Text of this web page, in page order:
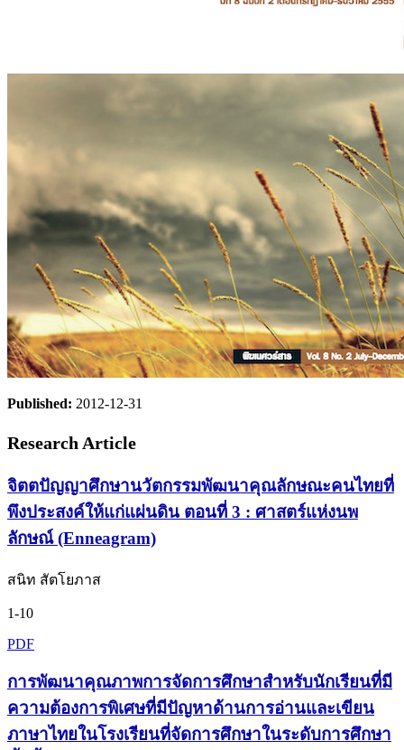
Published: 2012-12-31
Research Article
จิตตปัญญาศึกษานวัตกรรมพัฒนาคุณลักษณะคนไทยที่
พึงประสงค์ให้แก่แผ่นดิน ตอนที่ 3 : ศาสตร์แห่งนพ
ลักษณ์ (Enneagram)
สนิท สัตโยภาส
1-10
PDF
การพัฒนาคุณภาพการจัดการศึกษาสำหรับนักเรียนที่มี
ความต้องการพิเศษที่มีปัญหาด้านการอ่านและเขียน
ภาษาไทยในโรงเรียนที่จัดการศึกษาในระดับการศึกษา